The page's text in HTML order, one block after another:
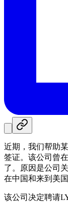
近期，我们帮助
签证。该公司曾
了。原因是公司
在中国和来到美
该公司决定聘请